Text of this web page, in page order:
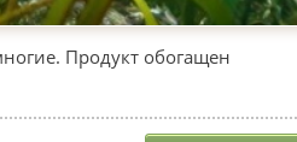
Продукт обогащен